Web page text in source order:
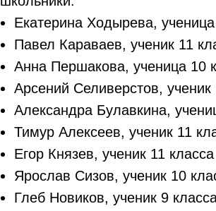
Екатерина Ходырева,
Павел Караваев, ученик 11
Анна Першакова, ученица 10
Арсений Селиверстов,
Александра Булавкина,
Тимур Алексеев, ученик 11
Егор Князев, ученик 11
Ярослав Сизов, ученик 10
Глеб Новиков, ученик 9